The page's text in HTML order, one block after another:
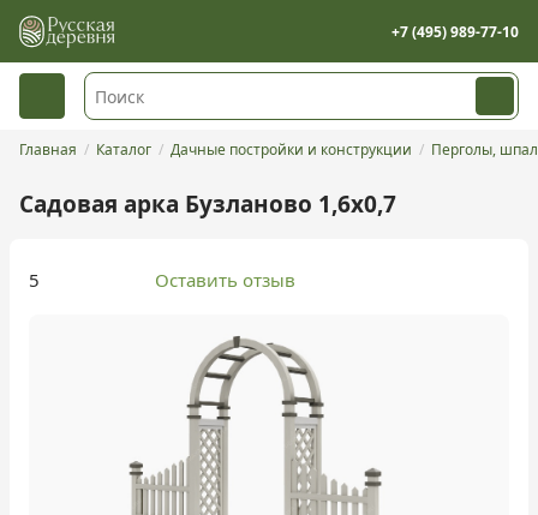
+7 (495) 989-77-10
Главная Каталог Дачные постройки и конструкции Перголы,
Садовая арка Бузланово 1,6х0,7
5 Оставить отзыв